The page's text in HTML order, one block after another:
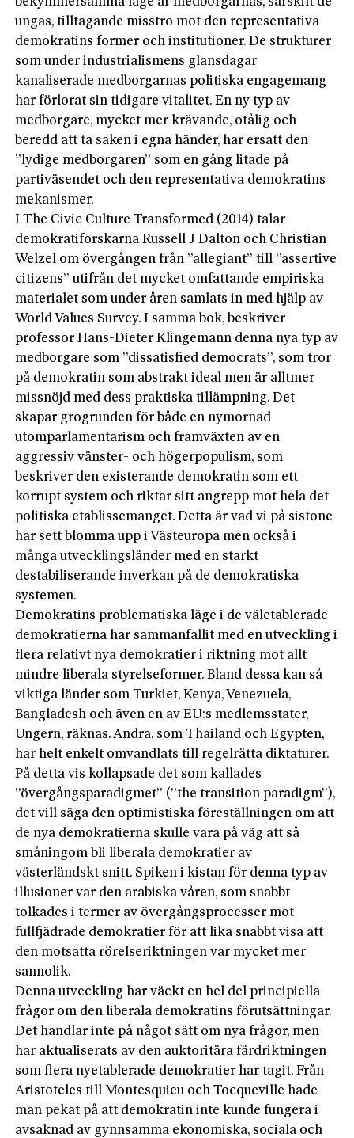
ungas, tilltagande misstro mot den representativa
demokratins former och institutioner. De strukturer
som under industrialismens glansdagar
kanaliserade medborgarnas politiska engagemang
har förlorat sin tidigare vitalitet. En ny typ av
medborgare, mycket mer krävande, otålig och
beredd att ta saken i egna händer, har ersatt den
”lydige medborgaren” som en gång litade på
partiväsendet och den representativa demokratins
mekanismer.
I The Civic Culture Transformed (2014) talar
demokratiforskarna Russell J Dalton och Christian
Welzel om övergången från ”allegiant” till ”assertive
citizens” utifrån det mycket omfattande empiriska
materialet som under åren samlats in med hjälp av
World Values Survey. I samma bok, beskriver
professor Hans-Dieter Klingemann denna nya typ av
medborgare som ”dissatisfied democrats”, som tror
på demokratin som abstrakt ideal men är alltmer
missnöjd med dess praktiska tillämpning. Det
skapar grogrunden för både en nymornad
utomparlamentarism och framväxten av en
aggressiv vänster- och högerpopulism, som
beskriver den existerande demokratin som ett
korrupt system och riktar sitt angrepp mot hela det
politiska etablissemanget. Detta är vad vi på sistone
har sett blomma upp i Västeuropa men också i
många utvecklingsländer med en starkt
destabiliserande inverkan på de demokratiska
systemen.
Demokratins problematiska läge i de väletablerade
demokratierna har sammanfallit med en utveckling i
flera relativt nya demokratier i riktning mot allt
mindre liberala styrelseformer. Bland dessa kan så
viktiga länder som Turkiet, Kenya, Venezuela,
Bangladesh och även en av EU:s medlemsstater,
Ungern, räknas. Andra, som Thailand och Egypten,
har helt enkelt omvandlats till regelrätta diktaturer.
På detta vis kollapsade det som kallades
”övergångsparadigmet” (”the transition paradigm”),
det vill säga den optimistiska föreställningen om att
de nya demokratierna skulle vara på väg att så
småningom bli liberala demokratier av
västerländskt snitt. Spiken i kistan för denna typ av
illusioner var den arabiska våren, som snabbt
tolkades i termer av övergångsprocesser mot
fullfjädrade demokratier för att lika snabbt visa att
den motsatta rörelseriktningen var mycket mer
sannolik.
Denna utveckling har väckt en hel del principiella
frågor om den liberala demokratins förutsättningar.
Det handlar inte på något sätt om nya frågor, men
har aktualiserats av den auktoritära färdriktningen
som flera nyetablerade demokratier har tagit. Från
Aristoteles till Montesquieu och Tocqueville hade
man pekat på att demokratin inte kunde fungera i
avsaknad av gynnsamma ekonomiska, sociala och